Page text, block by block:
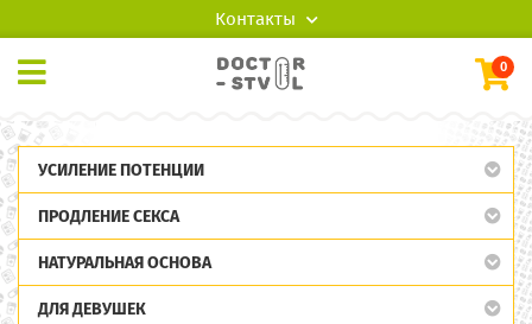
Контакты
0
УСИЛЕНИЕ ПОТЕНЦИИ
ПРОДЛЕНИЕ СЕКСА
НАТУРАЛЬНАЯ ОСНОВА
ДЛЯ ДЕВУШЕК